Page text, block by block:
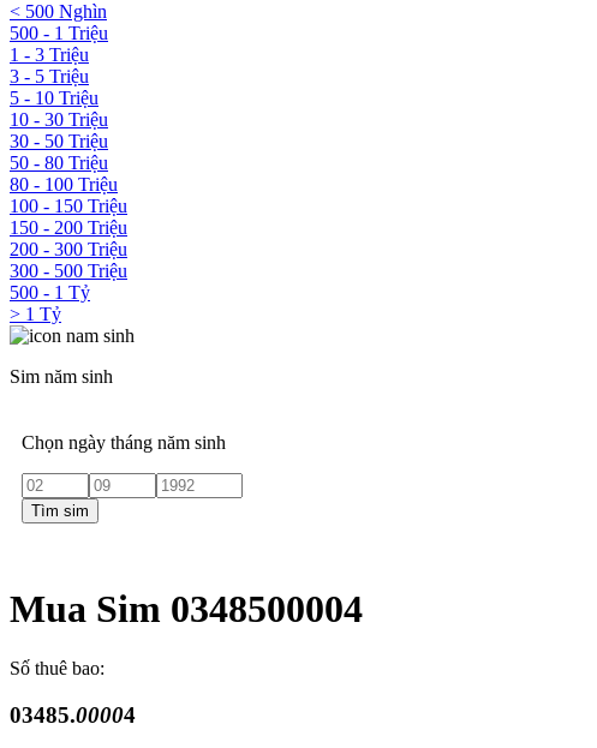
< 500 Nghìn
500 - 1 Triệu
1 - 3 Triệu
3 - 5 Triệu
5 - 10 Triệu
10 - 30 Triệu
30 - 50 Triệu
50 - 80 Triệu
80 - 100 Triệu
100 - 150 Triệu
150 - 200 Triệu
200 - 300 Triệu
300 - 500 Triệu
500 - 1 Tỷ
> 1 Tỷ
Sim năm sinh
Chọn ngày tháng năm sinh
Tìm sim
Mua Sim 0348500004
Số thuê bao:
03485.00004